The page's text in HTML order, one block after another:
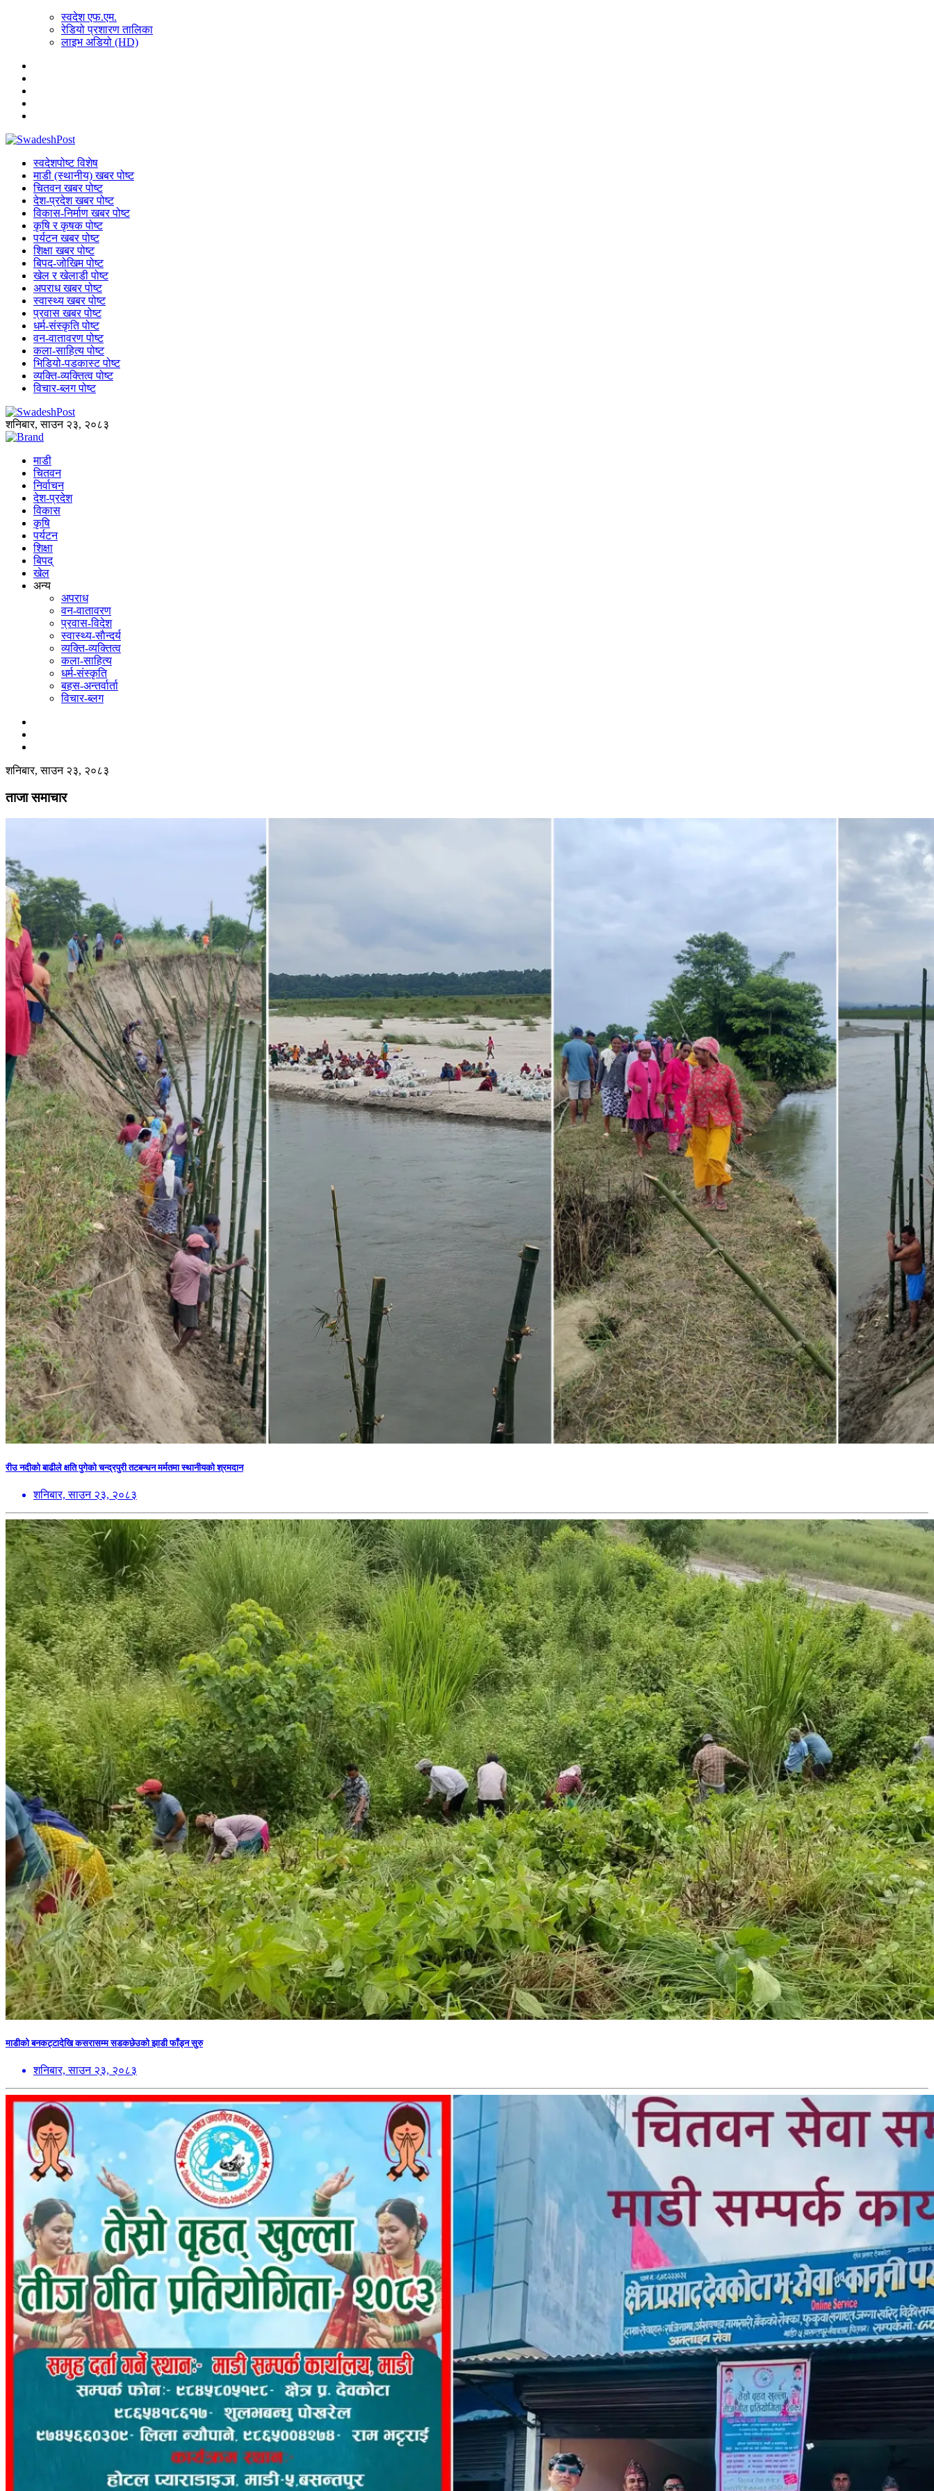
स्वदेश एफ.एम.
रेडियो प्रशारण तालिका
लाइभ अडियो (HD)
स्वदेशपोष्ट विशेष
माडी (स्थानीय) खबर पोष्ट
चितवन खबर पोष्ट
देश-प्रदेश खबर पोष्ट
विकास-निर्माण खबर पोष्ट
कृषि र कृषक पोष्ट
पर्यटन खबर पोष्ट
शिक्षा खबर पोष्ट
बिपद-जोखिम पोष्ट
खेल र खेलाडी पोष्ट
अपराध खबर पोष्ट
स्वास्थ्य खबर पोष्ट
प्रवास खबर पोष्ट
धर्म-संस्कृति पोष्ट
वन-वातावरण पोष्ट
कला-साहित्य पोष्ट
भिडियो-पडकास्ट पोष्ट
व्यक्ति-व्यक्तित्व पोष्ट
विचार-ब्लग पोष्ट
शनिबार, साउन २३, २०८३
माडी
चितवन
निर्वाचन
देश-प्रदेश
विकास
कृषि
पर्यटन
शिक्षा
बिपद्
खेल
अन्य
अपराध
वन-वातावरण
प्रवास-विदेश
स्वास्थ्य-साैन्दर्य
व्यक्ति-व्यक्तित्व
कला-साहित्य
धर्म-संस्कृति
बहस-अन्तर्वार्ता
विचार-ब्लग
शनिबार, साउन २३, २०८३
ताजा समाचार
रीउ नदीको बाढीले क्षति पुगेको चन्द्रपुरी तटबन्धन मर्मतमा स्थानीयको श्रमदान
शनिबार, साउन २३, २०८३
माडीको बनकट्टादेखि कसरासम्म सडकछेउको झाडी फाँड्न सुरु
शनिबार, साउन २३, २०८३